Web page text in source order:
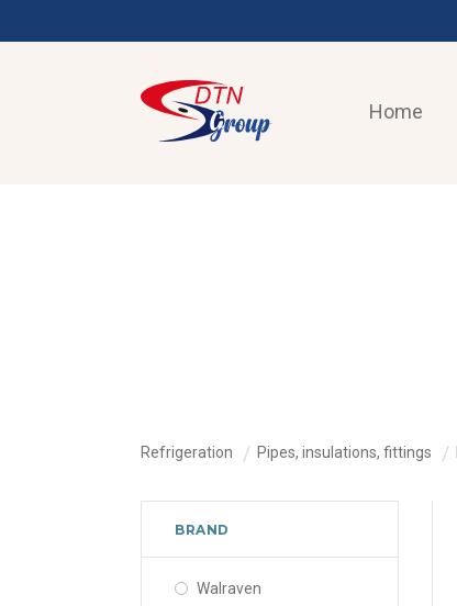
Home
Refrigeration Pipes, insulations, fittings
BRAND
Walraven